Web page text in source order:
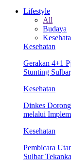
Lifestyle
All
Budaya
Kesehatan
Gerakan 4+1
Stunting
Kesehatan
Dinkes
melalui
Kesehatan
Pembicara
Sulbar